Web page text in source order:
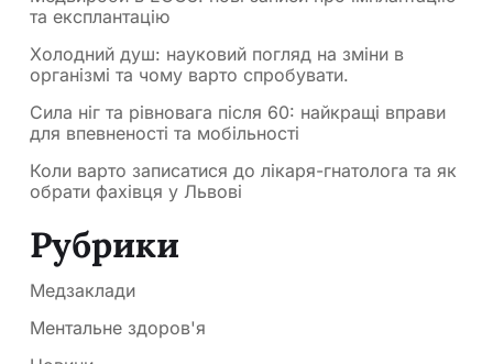
та експлантацію
Холодний душ: науковий погляд на зміни в
організмі та чому варто спробувати.
Сила ніг та рівновага після 60: найкращі вправи
для впевненості та мобільності
Коли варто записатися до лікаря-гнатолога та як
обрати фахівця у Львові
Рубрики
Медзаклади
Ментальне здоров'я